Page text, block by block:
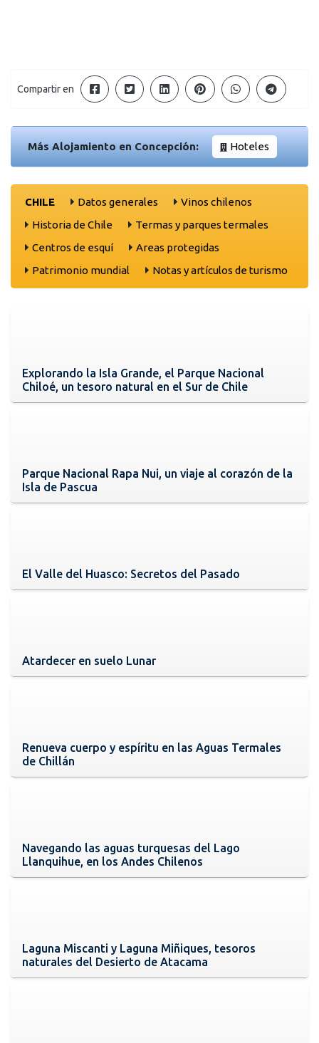
Compartir en
Más Alojamiento en Concepción: Hoteles
CHILE Datos generales
Vinos chilenos
Historia de Chile
Termas y parques termales
Centros de esquí
Areas protegidas
Patrimonio mundial
Notas y artículos de turismo
Explorando la Isla Grande, el Parque Nacional
Chiloé, un tesoro natural en el Sur de Chile
Parque Nacional Rapa Nui, un viaje al corazón de la
Isla de Pascua
El Valle del Huasco: Secretos del Pasado
Atardecer en suelo Lunar
Renueva cuerpo y espíritu en las Aguas Termales
de Chillán
Navegando las aguas turquesas del Lago
Llanquihue, en los Andes Chilenos
Laguna Miscanti y Laguna Miñiques, tesoros
naturales del Desierto de Atacama